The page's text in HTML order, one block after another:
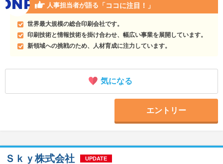
人事担当者が語る 「ココに注目！」
世界最大規模の総合印刷会社です。
印刷技術と情報技術を掛け合わせ、幅広い事業を展開しています。
新領域への挑戦のため、人材育成に注力しています。
気になる
エントリー
Ｓｋｙ株式会社 UPDATE